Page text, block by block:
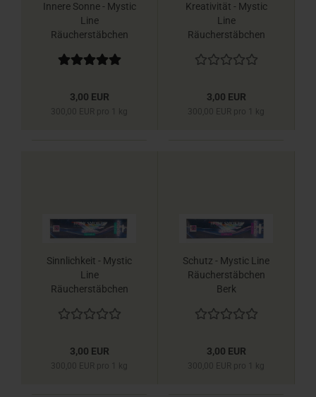
Innere Sonne - Mystic
Line
Räucherstäbchen
3,00 EUR
300,00 EUR pro 1 kg
Kreativität - Mystic
Line
Räucherstäbchen
3,00 EUR
300,00 EUR pro 1 kg
Sinnlichkeit - Mystic
Line
Räucherstäbchen
3,00 EUR
300,00 EUR pro 1 kg
Schutz - Mystic Line
Räucherstäbchen
Berk
3,00 EUR
300,00 EUR pro 1 kg